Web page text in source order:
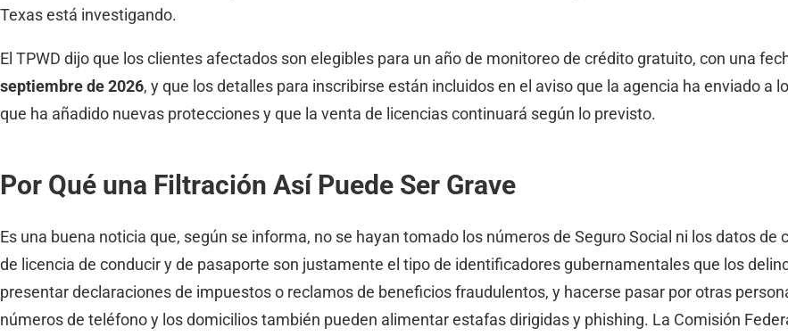
Texas está investigando.
El TPWD dijo que los clientes afectados son elegibles para un año de monitoreo de crédito gratuito, con una
septiembre de 2026, y que los detalles para inscribirse están incluidos en el aviso que la agencia ha enviado a
que ha añadido nuevas protecciones y que la venta de licencias continuará según lo previsto.
Por Qué una Filtración Así Puede Ser Grave
Es una buena noticia que, según se informa, no se hayan tomado los números de Seguro Social ni los datos
de licencia de conducir y de pasaporte son justamente el tipo de identificadores gubernamentales que los
presentar declaraciones de impuestos o reclamos de beneficios fraudulentos, y hacerse pasar por otras
números de teléfono y los domicilios también pueden alimentar estafas dirigidas y phishing. La Comisión